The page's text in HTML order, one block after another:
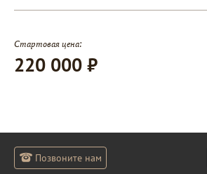
Стартовая цена:
220 000 ₽
Позвоните нам